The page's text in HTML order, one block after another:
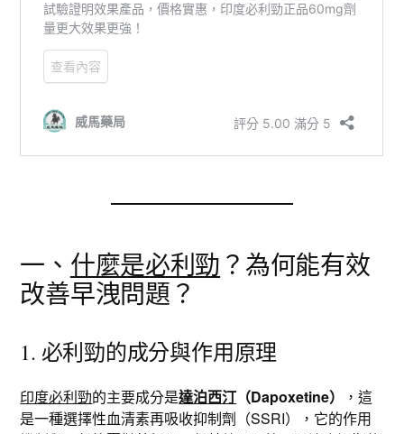
一、 什麼是必利勁 ？為何能有效
改善早洩問題？
1. 必利勁的成分與作用原理
印度必利勁的主要成分是達泊西汀 （Dapoxetine）
，這
是一種選擇性血清素再吸收抑制劑（SSRI），它的作用